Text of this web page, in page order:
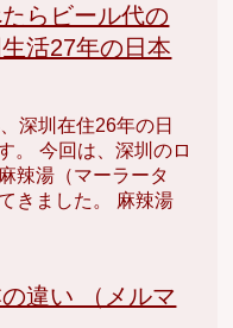
らビール代の
活27年の日本
深圳在住26年の日
。 今回は、深圳のロ
辣湯（マーラータ
きました。 麻辣湯
違い （メルマ